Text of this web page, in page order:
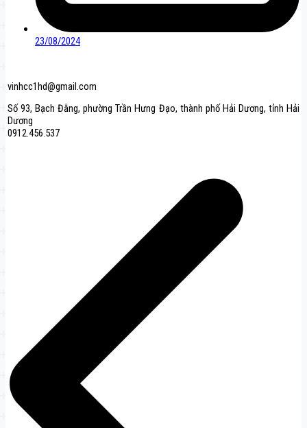
23/08/2024
vinhcc1hd@gmail.com
Số 93, Bạch Đằng, phường Trần Hưng Đạo, thành phố Hải Dương, tỉnh Hải
Dương
0912.456.537